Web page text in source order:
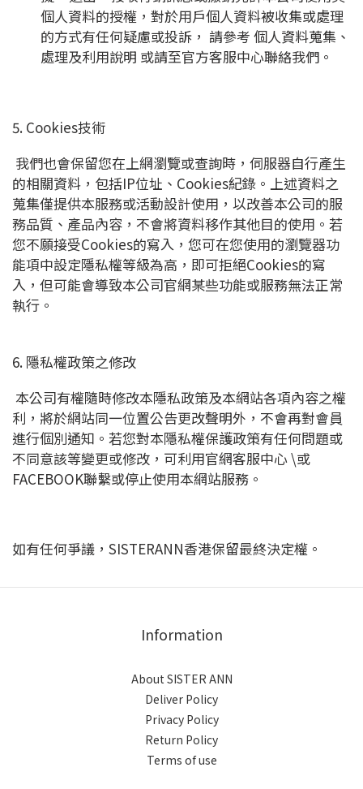
個人資料的授權，對於用戶個人資料被收集或處理
的方式有任何疑慮或投訴， 請參考 個人資料蒐集、
處理及利用說明 或請至官方客服中心聯絡我們。
5. Cookies技術
我們也會保留您在上網瀏覽或查詢時，伺服器自行產生
的相關資料，包括IP位址、Cookies紀錄。上述資料之
蒐集僅提供本服務或活動設計使用，以改善本公司的服
務品質、產品內容，不會將資料移作其他目的使用。若
您不願接受Cookies的寫入，您可在您使用的瀏覽器功
能項中設定隱私權等級為高，即可拒絕Cookies的寫
入，但可能會導致本公司官網某些功能或服務無法正常
執行。
6. 隱私權政策之修改
本公司有權隨時修改本隱私政策及本網站各項內容之權
利，將於網站同一位置公告更改聲明外，不會再對會員
進行個別通知。若您對本隱私權保護政策有任何問題或
不同意該等變更或修改，可利用官網客服中心 \或
FACEBOOK聯繫或停止使用本網站服務。
如有任何爭議， SISTERANN香港保留最終決定權。
Information
About SISTER ANN
Deliver Policy
Privacy Policy
Return Policy
Terms of use